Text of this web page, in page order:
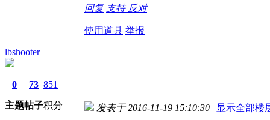
回复 支持 反对
使用道具 举报
lbshooter
0
主题
73
帖子
851
积分 发表于 2016-11-19 15:10:30 | 显示全部楼